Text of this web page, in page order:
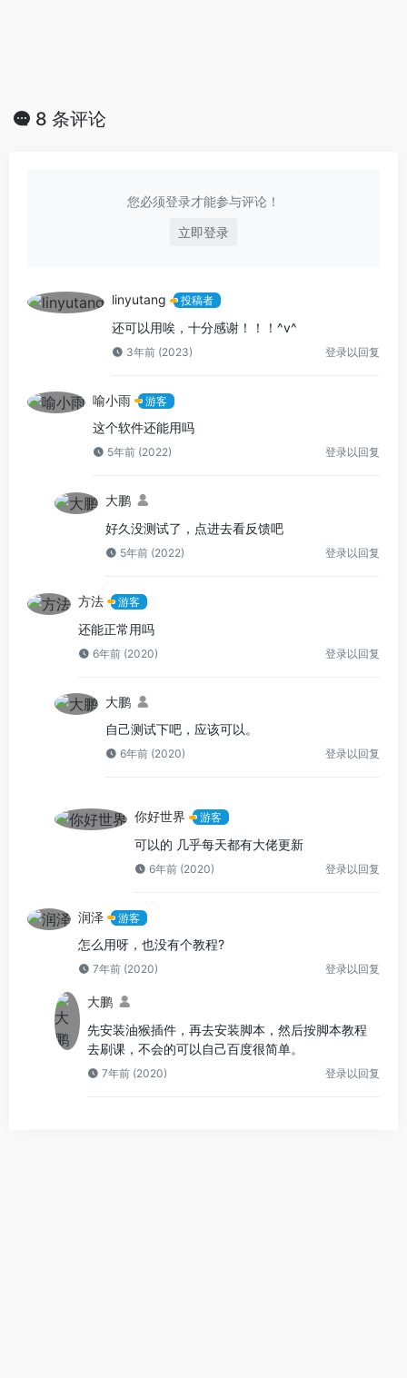
8 条评论
您必须登录才能参与评论！
立即登录
linyutang 投稿者
还可以用唉，十分感谢！！！^v^
3年前 (2023) 登录以回复
喻小雨 游客
这个软件还能用吗
5年前 (2022) 登录以回复
大鹏
好久没测试了，点进去看反馈吧
5年前 (2022) 登录以回复
方法 游客
还能正常用吗
6年前 (2020) 登录以回复
大鹏
自己测试下吧，应该可以。
6年前 (2020) 登录以回复
你好世界 游客
可以的 几乎每天都有大佬更新
6年前 (2020) 登录以回复
润泽 游客
怎么用呀，也没有个教程?
7年前 (2020) 登录以回复
大鹏
先安装油猴插件，再去安装脚本，然后按脚本教程
去刷课，不会的可以自己百度很简单。
7年前 (2020) 登录以回复